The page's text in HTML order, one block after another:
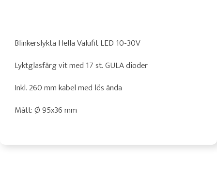
Blinkerslykta Hella Valufit LED 10-30V
Lyktglasfärg vit med 17 st. GULA dioder
Inkl. 260 mm kabel med lös ända
Mått: Ø 95x36 mm